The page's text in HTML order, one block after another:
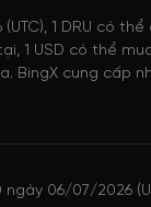
1 DRU có
1 USD có thể
BingX cung cấp
06/07/2026